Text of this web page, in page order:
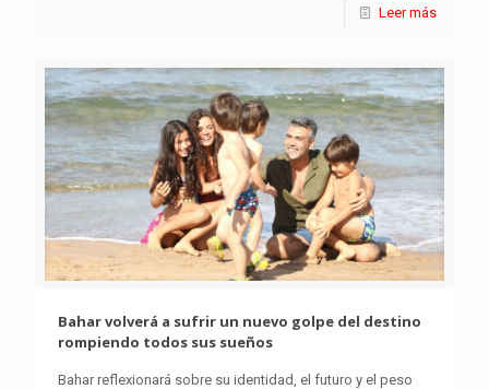
Leer más
Bahar volverá a sufrir un nuevo golpe del destino
rompiendo todos sus sueños
Bahar reflexionará sobre su identidad, el futuro y el peso